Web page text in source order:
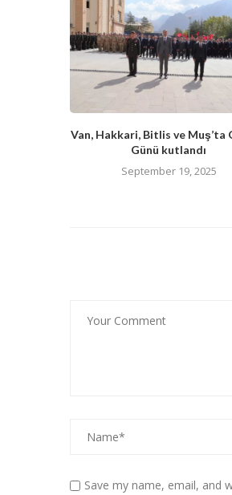
Van, Hakkari, Bitlis ve Muş’ta
Günü kutlandı
September 19, 2025
Save my name, email, and